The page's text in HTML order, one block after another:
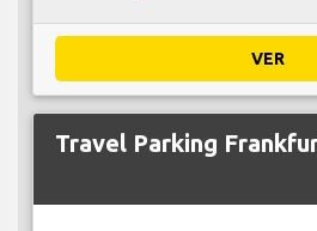
VER
Travel Parking